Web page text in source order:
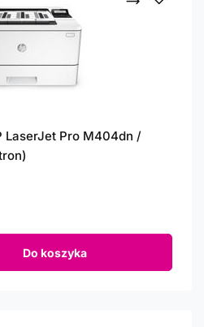
LaserJet Pro M404dn /
Do koszyka